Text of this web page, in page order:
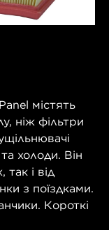
містять
ніж фільтри
холоди. Він
і від
з поїздками.
Короткі